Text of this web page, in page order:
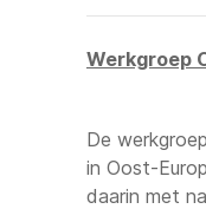
Werkgroep
De
in Oost-
daarin met